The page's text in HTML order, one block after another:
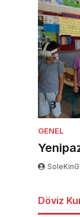
GENEL
SoleKinG
Döviz